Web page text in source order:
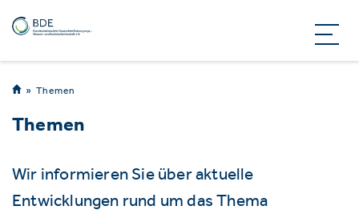
Themen
Themen
Wir informieren Sie über aktuelle
Entwicklungen rund um das Thema